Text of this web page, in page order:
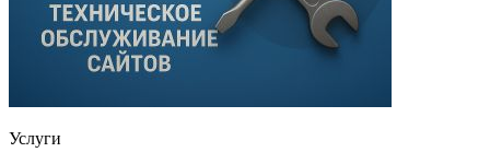
Услуги